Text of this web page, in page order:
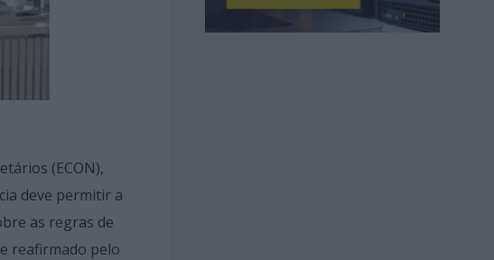
(ECON),
deve permitir a
as regras de
reafirmado pelo